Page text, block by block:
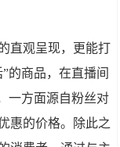
观呈现，更能打
的商品，在直播间
一方面源自粉丝对
惠的价格。除此之